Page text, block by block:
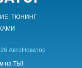
ТЮНИНГ
АвтоНоватор
на ТЫ!